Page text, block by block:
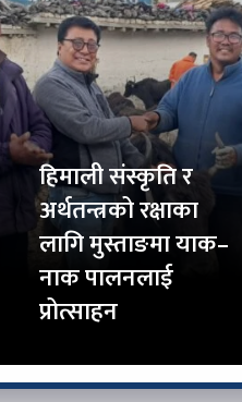
हिमाली संस्कृति र
अर्थतन्त्रको रक्षाका
लागि मुस्ताङमा याक–
नाक पालनलाई
प्रोत्साहन